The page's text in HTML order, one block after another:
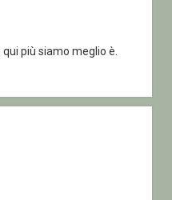
più siamo meglio è.